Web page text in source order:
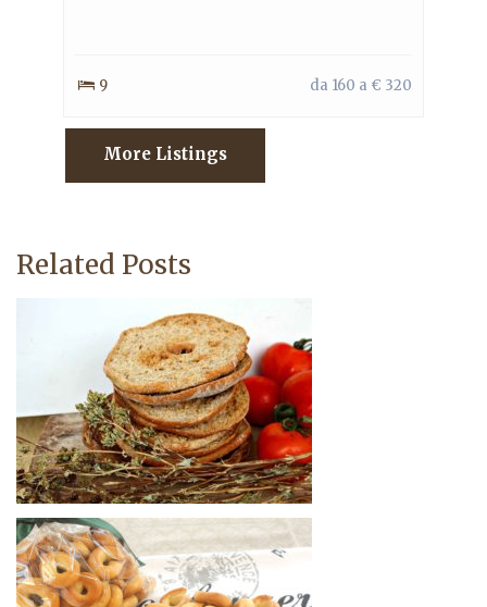
9 da 160 a € 320
More Listings
Related Posts